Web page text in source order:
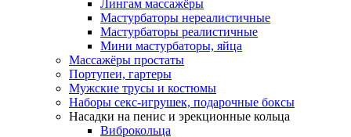
Лингам массажёры
Мастурбаторы нереалистичные
Мастурбаторы реалистичные
Мини мастурбаторы, яйца
Массажёры простаты
Портупеи, гартеры
Мужские трусы и костюмы
Наборы секс-игрушек, подарочные боксы
Насадки на пенис и эрекционные кольца
Виброкольца